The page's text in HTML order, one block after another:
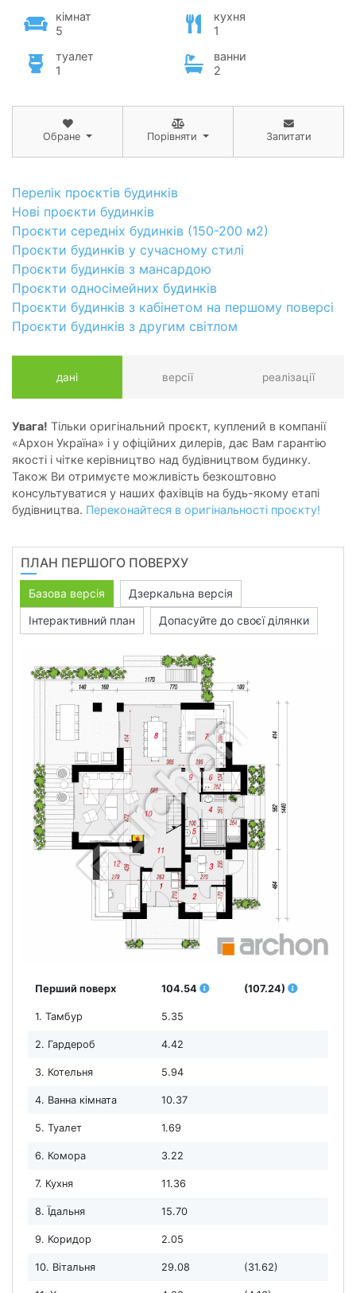
кімнат
5
кухня
1
туалет
1
ванни
2
Обране Порівняти Запитати
Перелік проєктів будинків
Нові проєкти будинків
Проєкти середніх будинків (150-200 м2)
Проєкти будинків у сучасному стилі
Проєкти будинків з мансардою
Проєкти односімейних будинків
Проєкти будинків з кабінетом на першому поверсі
Проєкти будинків з другим світлом
дані версії реалізації
Увага! Тільки оригінальний проєкт, куплений в компанії
«Архон Україна» і у офіційних дилерів, дає Вам гарантію
якості і чітке керівництво над будівництвом будинку.
Також Ви отримуєте можливість безкоштовно
консультуватися у наших фахівців на будь-якому етапі
будівництва. Переконайтеся в оригінальності проєкту!
ПЛАН ПЕРШОГО ПОВЕРХУ
Базова версія
Дзеркальна версія
Інтерактивний план
Допасуйте до своєї ділянки
Перший поверх 104.54 (107.24)
1. Тамбур 5.35
2. Гардероб 4.42
3. Котельня 5.94
4. Ванна кімната 10.37
5. Туалет 1.69
6. Комора 3.22
7. Кухня 11.36
8. Їдальня 15.70
9. Коридор 2.05
10. Вітальня 29.08 (31.62)